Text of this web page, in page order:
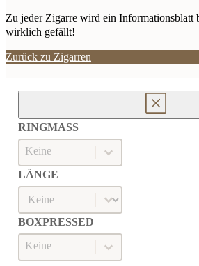
Zu jeder Zigarre wird ein Informationsblatt
wirklich gefällt!
Zurück zu Zigarren
RINGMASS
RINGMASS
Ringmaß
LÄNGE
LÄNGE
Länge
BOXPRESSED
BOXPRESSED
Boxpressed